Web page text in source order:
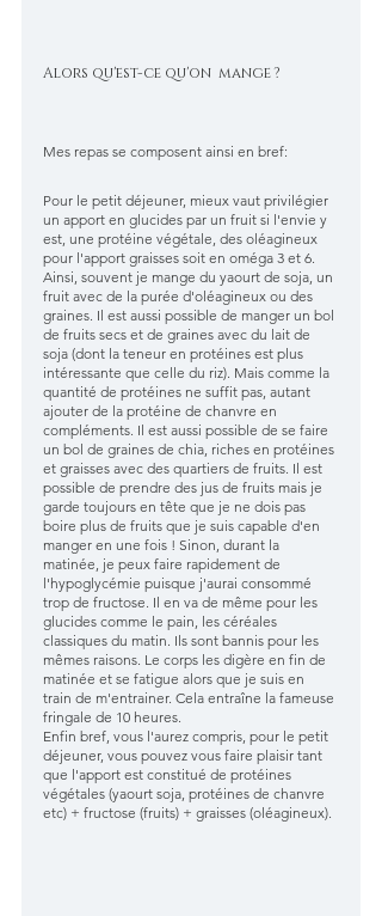
Alors qu'est-ce qu'on  mange ?
Mes repas se composent ainsi en bref:
Pour le petit déjeuner, mieux vaut privilégier
un apport en glucides par un fruit si l'envie y
est, une protéine végétale, des oléagineux
pour l'apport graisses soit en oméga 3 et 6.
Ainsi, souvent je mange du yaourt de soja, un
fruit avec de la purée d'oléagineux ou des
graines. Il est aussi possible de manger un bol
de fruits secs et de graines avec du lait de
soja (dont la teneur en protéines est plus
intéressante que celle du riz). Mais comme la
quantité de protéines ne suffit pas, autant
ajouter de la protéine de chanvre en
compléments. Il est aussi possible de se faire
un bol de graines de chia, riches en protéines
et graisses avec des quartiers de fruits. Il est
possible de prendre des jus de fruits mais je
garde toujours en tête que je ne dois pas
boire plus de fruits que je suis capable d'en
manger en une fois ! Sinon, durant la
matinée, je peux faire rapidement de
l'hypoglycémie puisque j'aurai consommé
trop de fructose. Il en va de même pour les
glucides comme le pain, les céréales
classiques du matin. Ils sont bannis pour les
mêmes raisons. Le corps les digère en fin de
matinée et se fatigue alors que je suis en
train de m'entrainer. Cela entraîne la fameuse
fringale de 10 heures.
Enfin bref, vous l'aurez compris, pour le petit
déjeuner, vous pouvez vous faire plaisir tant
que l'apport est constitué de protéines
végétales (yaourt soja, protéines de chanvre
etc) + fructose (fruits) + graisses (oléagineux).